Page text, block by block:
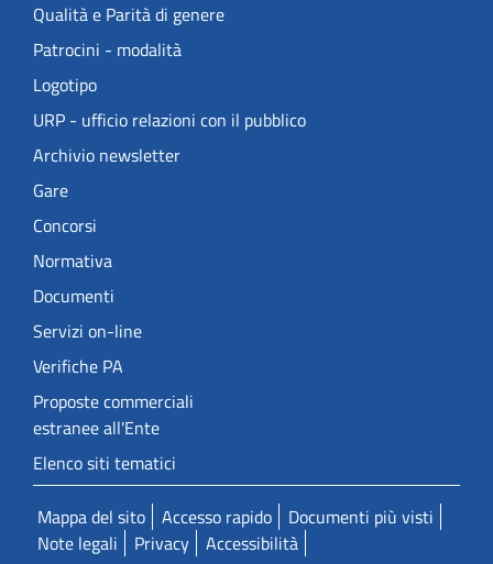
Qualità e Parità di genere
Patrocini - modalità
Logotipo
URP - ufficio relazioni con il pubblico
Archivio newsletter
Gare
Concorsi
Normativa
Documenti
Servizi on-line
Verifiche PA
Proposte commerciali
estranee all'Ente
Elenco siti tematici
Mappa del sito Accesso rapido
Documenti più visti
Note legali
Privacy Accessibilità